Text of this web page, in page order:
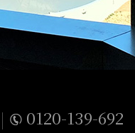
0120-139-692